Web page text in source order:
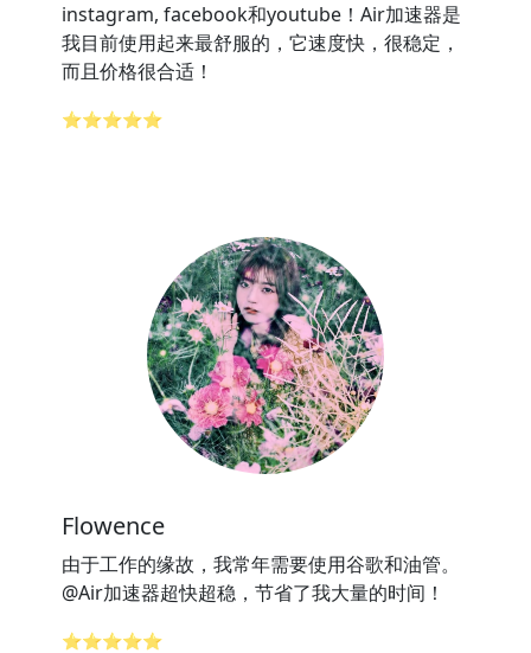
instagram, facebook和youtube！Air加速器是
我目前使用起来最舒服的，它速度快，很稳定，
而且价格很合适！
⭐⭐⭐⭐⭐
Flowence
由于工作的缘故，我常年需要使用谷歌和油管。
@Air加速器超快超稳，节省了我大量的时间！
⭐⭐⭐⭐⭐